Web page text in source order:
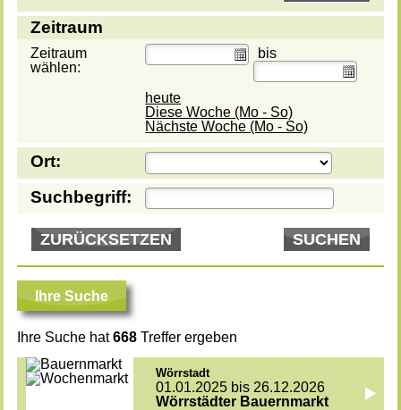
Zeitraum
Zeitraum
wählen:
bis
heute
Diese Woche (Mo - So)
Nächste Woche (Mo - So)
Ort:
Suchbegriff:
ZURÜCKSETZEN SUCHEN
Ihre Suche
Ihre Suche hat668 Treffer ergeben
Wörrstadt
01.01.2025 bis 26.12.2026
Wörrstädter Bauernmarkt